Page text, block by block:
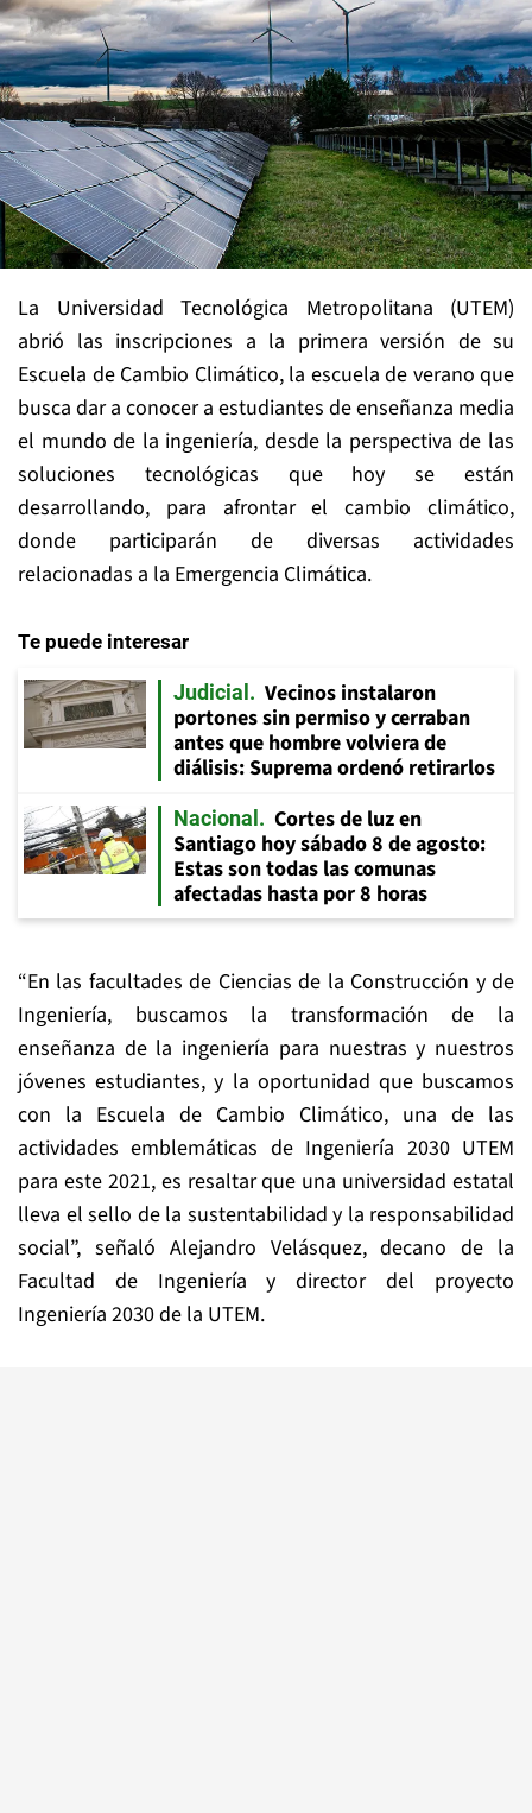
La Universidad Tecnológica Metropolitana (UTEM)
abrió las inscripciones a la primera versión de su
Escuela de Cambio Climático, la escuela de verano que
busca dar a conocer a estudiantes de enseñanza media
el mundo de la ingeniería, desde la perspectiva de las
soluciones tecnológicas que hoy se están
desarrollando, para afrontar el cambio climático,
donde participarán de diversas actividades
relacionadas a la Emergencia Climática.
Te puede interesar
Judicial
Vecinos instalaron
portones sin permiso y cerraban
antes que hombre volviera de
diálisis: Suprema ordenó retirarlos
Nacional
Cortes de luz en
Santiago hoy sábado 8 de agosto:
Estas son todas las comunas
afectadas hasta por 8 horas
“En las facultades de Ciencias de la Construcción y de
Ingeniería, buscamos la transformación de la
enseñanza de la ingeniería para nuestras y nuestros
jóvenes estudiantes, y la oportunidad que buscamos
con la Escuela de Cambio Climático, una de las
actividades emblemáticas de Ingeniería 2030 UTEM
para este 2021, es resaltar que una universidad estatal
lleva el sello de la sustentabilidad y la responsabilidad
social”, señaló Alejandro Velásquez, decano de la
Facultad de Ingeniería y director del proyecto
Ingeniería 2030 de la UTEM.